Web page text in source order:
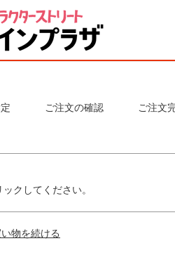
ご注文の確認 ご注文
クしてください。